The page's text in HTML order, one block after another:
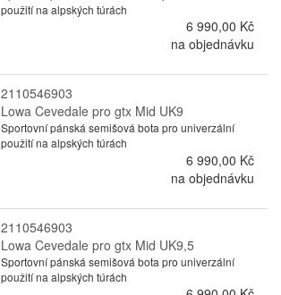
použití na alpských túrách
6 990,00 Kč
na objednávku
2110546903
Lowa Cevedale pro gtx Mid UK9
Sportovní pánská semišová bota pro univerzální
použití na alpských túrách
6 990,00 Kč
na objednávku
2110546903
Lowa Cevedale pro gtx Mid UK9,5
Sportovní pánská semišová bota pro univerzální
použití na alpských túrách